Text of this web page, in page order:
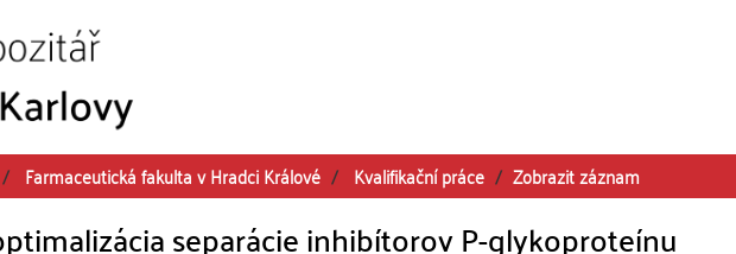
Farmaceutická fakulta v Hradci Králové Kvalifikační práce Zobrazit záznam
separácie inhibítorov P-glykoproteínu